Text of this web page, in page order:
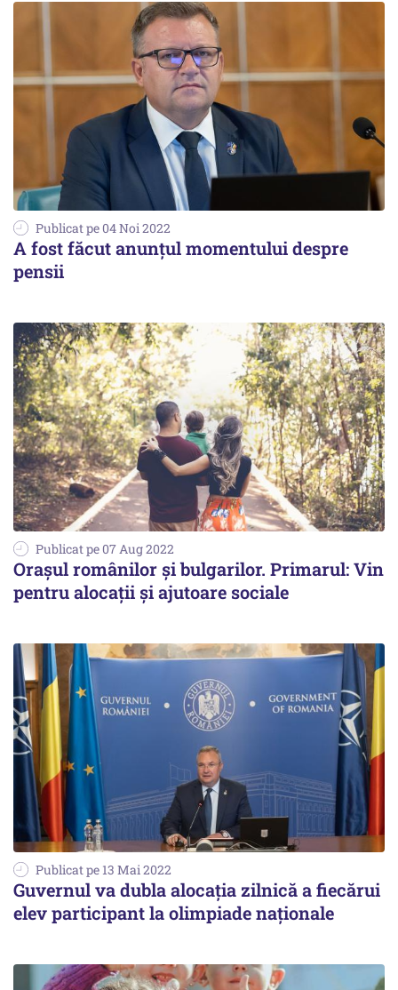
Publicat pe 04 Noi 2022
A fost făcut anunțul momentului despre
pensii
Publicat pe 07 Aug 2022
Oraşul românilor şi bulgarilor. Primarul: Vin
pentru alocaţii şi ajutoare sociale
Publicat pe 13 Mai 2022
Guvernul va dubla alocația zilnică a fiecărui
elev participant la olimpiade naționale